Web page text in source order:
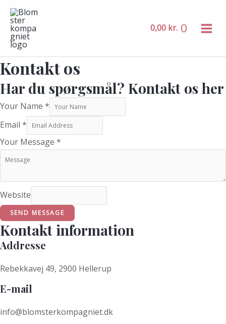
indholdet
0,00 kr. 0
Kontakt os
Har du spørgsmål? Kontakt os her
Your Name *
Email *
Your Message *
Website
SEND MESSAGE
Kontakt information
Addresse
Rebekkavej 49, 2900 Hellerup
E-mail
info@blomsterkompagniet.dk